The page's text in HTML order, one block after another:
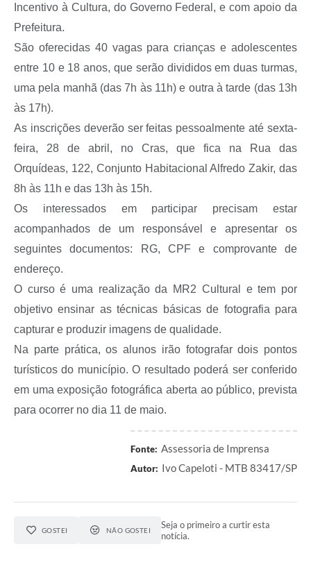
Incentivo à Cultura, do Governo Federal, e com apoio da
Prefeitura.
São oferecidas 40 vagas para crianças e adolescentes
entre 10 e 18 anos, que serão divididos em duas turmas,
uma pela manhã (das 7h às 11h) e outra à tarde (das 13h
às 17h).
As inscrições deverão ser feitas pessoalmente até sexta-
feira, 28 de abril, no Cras, que fica na Rua das
Orquídeas, 122, Conjunto Habitacional Alfredo Zakir, das
8h às 11h e das 13h às 15h.
Os interessados em participar precisam estar
acompanhados de um responsável e apresentar os
seguintes documentos: RG, CPF e comprovante de
endereço.
O curso é uma realização da MR2 Cultural e tem por
objetivo ensinar as técnicas básicas de fotografia para
capturar e produzir imagens de qualidade.
Na parte prática, os alunos irão fotografar dois pontos
turísticos do município. O resultado poderá ser conferido
em uma exposição fotográfica aberta ao público, prevista
para ocorrer no dia 11 de maio.
Fonte: Assessoria de Imprensa
Autor: Ivo Capeloti - MTB 83417/SP
GOSTEI NÃO GOSTEI
Seja o primeiro a curtir esta
notícia.